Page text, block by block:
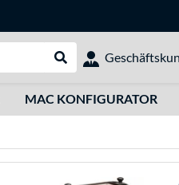
Suche durchführen
MAC KONFIGURATOR